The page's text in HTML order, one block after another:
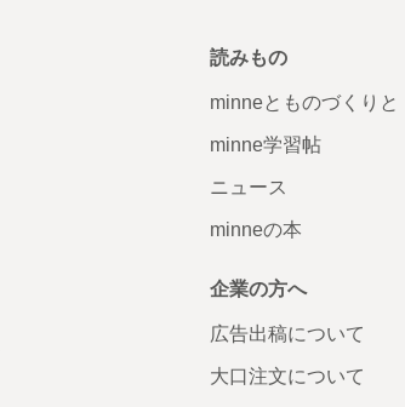
読みもの
minneとものづくりと
minne学習帖
ニュース
minneの本
企業の方へ
広告出稿について
大口注文について